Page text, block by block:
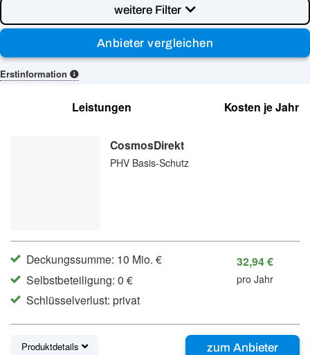
weitere Filter
Erstinformation
Leistungen Kosten je Jahr
CosmosDirekt
PHV Basis-Schutz
Deckungssumme: 10 Mio. €
Selbstbeteiligung: 0 €
Schlüsselverlust: privat
32,94 €
pro Jahr
zum Anbieter
Produktdetails